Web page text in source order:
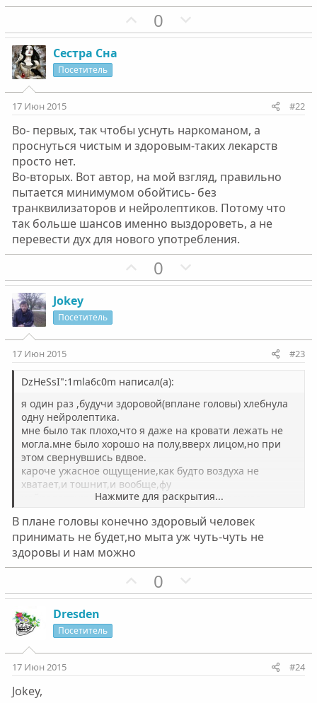
П
о
т
н
ы
й
г
о
л
о
с
0
е
т
н
ы
й
г
о
л
о
с
Сестра Сна
Посетитель
17 Июн 2015 #22
Во- первых, так чтобы уснуть наркоманом, а
проснуться чистым и здоровым-таких лекарств
просто нет.
Во-вторых. Вот автор, на мой взгляд, правильно
пытается минимумом обойтись- без
транквилизаторов и нейролептиков. Потому что
так больше шансов именно выздороветь, а не
перевести дух для нового употребления.
П
о
т
н
ы
г
о
л
о
с
0
е
т
ы
г
о
л
с
Jokey
Посетитель
17 Июн 2015 #23
DzHeSsI":1mla6c0m написал(а):
я один раз ,будучи здоровой(вплане головы) хлебнула
одну нейролептика.
мне было так плохо,что я даже на кровати лежать не
могла.мне было хорошо на полу,вверх лицом,но при
этом свернувшись вдвое.
кароче ужасное ощущение,как будто воздуха не
хватает,и тошнит,и вообще,фу
нейролептики не действуют как успокоительное.
Нажмите для раскрытия...
В плане головы конечно здоровый человек
принимать не будет,но мыта уж чуть-чуть не
здоровы и нам можно
П
о
т
0
е
т
Dresden
Посетитель
17 Июн 2015 #24
Jokey,